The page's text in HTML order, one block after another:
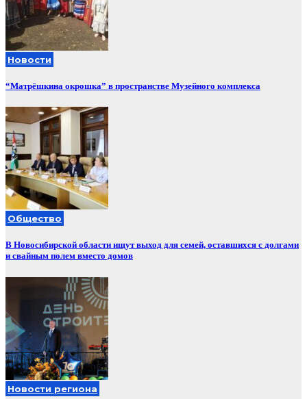
Новости
“Матрёшкина окрошка” в пространстве Музейного комплекса
Общество
В Новосибирской области ищут выход для семей, оставшихся с долгами
и свайным полем вместо домов
Новости региона